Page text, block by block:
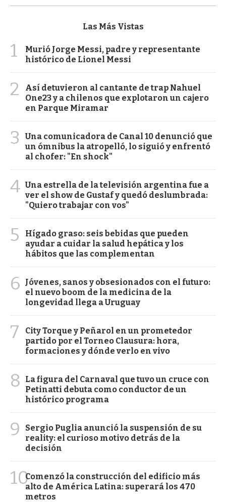
Las Más Vistas
1
Murió Jorge Messi, padre y representante
histórico de Lionel Messi
2
Así detuvieron al cantante de trap Nahuel
One23 y a chilenos que explotaron un cajero
en Parque Miramar
3
Una comunicadora de Canal 10 denunció que
un ómnibus la atropelló, lo siguió y enfrentó
al chofer: "En shock"
4 Una estrella de la televisión argentina fue a
ver el show de Gustaf y quedó deslumbrada:
"Quiero trabajar con vos"
5
Hígado graso: seis bebidas que pueden
ayudar a cuidar la salud hepática y los
hábitos que las complementan
6
Jóvenes, sanos y obsesionados con el futuro:
el nuevo boom de la medicina de la
longevidad llega a Uruguay
7
City Torque y Peñarol en un prometedor
partido por el Torneo Clausura: hora,
formaciones y dónde verlo en vivo
8
La figura del Carnaval que tuvo un cruce con
Petinatti debuta como conductor de un
histórico programa
9
Sergio Puglia anunció la suspensión de su
reality: el curioso motivo detrás de la
decisión
10Comenzó la construcción del edificio más
alto de América Latina: superará los 470
metros